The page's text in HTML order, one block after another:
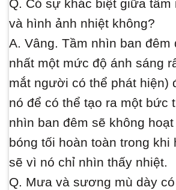
Q. Có sự khác biệt giữa tầm
và hình ảnh nhiệt không?
A. Vâng. Tầm nhìn ban đêm
nhất một mức độ ánh sáng
mắt người có thể phát hiện)
nó để có thể tạo ra một bức
nhìn ban đêm sẽ không
bóng tối hoàn toàn trong khi
sẽ vì nó chỉ nhìn thấy nhiệt.
Q. Mưa và sương mù dày